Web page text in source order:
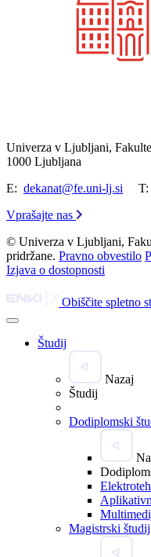
Univerza v Ljubljani,
1000 Ljubljana
E: dekanat@fe.uni-lj.si T:
Vprašajte nas
© Univerza v Ljubljani,
pridržane. Pravno obvestilo
Izjava o dostopnosti
Obiščite spletno
Študij
Nazaj
Študij
Dodiplomski
Magistrski študij